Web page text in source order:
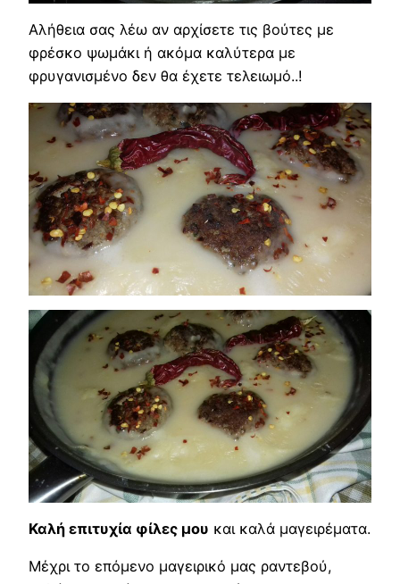
Αλήθεια σας λέω αν αρχίσετε τις βούτες με
φρέσκο ψωμάκι ή ακόμα καλύτερα με
φρυγανισμένο δεν θα έχετε τελειωμό..!
Καλή επιτυχία φίλες μου και καλά μαγειρέματα.
Μέχρι το επόμενο μαγειρικό μας ραντεβού,